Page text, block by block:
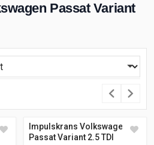
Passat Variant
Impulskrans Volkswagen
Passat Variant 2.5 TDI